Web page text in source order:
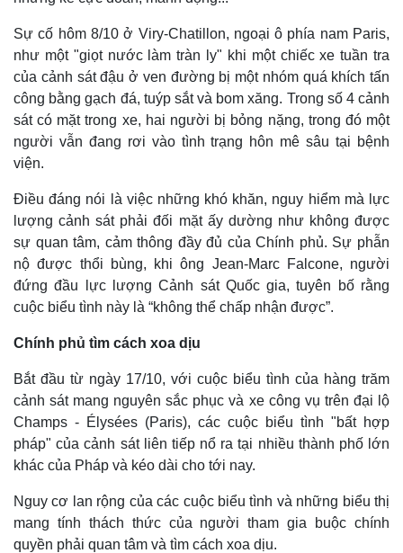
Thế giới
Quan sát
Cuộc sống đó đây
Hồ sơ
Multimedia
Video
E-Magazine
Infographic
Sự cố hôm 8/10 ở Viry-Chatillon, ngoại ô phía nam Paris,
như một "giọt nước làm tràn ly" khi một chiếc xe tuần tra
của cảnh sát đậu ở ven đường bị một nhóm quá khích tấn
công bằng gạch đá, tuýp sắt và bom xăng. Trong số 4 cảnh
sát có mặt trong xe, hai người bị bỏng nặng, trong đó một
người vẫn đang rơi vào tình trạng hôn mê sâu tại bệnh
viện.
Điều đáng nói là việc những khó khăn, nguy hiểm mà lực
lượng cảnh sát phải đối mặt ấy dường như không được
sự quan tâm, cảm thông đầy đủ của Chính phủ. Sự phẫn
nộ được thổi bùng, khi ông Jean-Marc Falcone, người
đứng đầu lực lượng Cảnh sát Quốc gia, tuyên bố rằng
cuộc biểu tình này là “không thể chấp nhận được”.
Chính phủ tìm cách xoa dịu
Bắt đầu từ ngày 17/10, với cuộc biểu tình của hàng trăm
cảnh sát mang nguyên sắc phục và xe công vụ trên đại lộ
Champs - Élysées (Paris), các cuộc biểu tình "bất hợp
pháp" của cảnh sát liên tiếp nổ ra tại nhiều thành phố lớn
khác của Pháp và kéo dài cho tới nay.
Nguy cơ lan rộng của các cuộc biểu tình và những biểu thị
mang tính thách thức của người tham gia buộc chính
quyền phải quan tâm và tìm cách xoa dịu.